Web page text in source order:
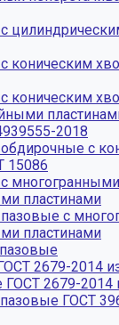
коническим
коническим
2018
с
15086
многогранными
пластинами
с
пластинами
2679-2014
2679-2014
ГОСТ